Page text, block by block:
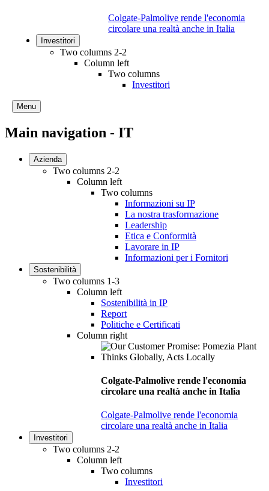
Colgate-Palmolive rende l'economia
circolare una realtà anche in Italia
Investitori
Two columns 2-2
Column left
Two columns
Investitori
Menu
Main navigation - IT
Azienda
Two columns 2-2
Column left
Two columns
Informazioni su IP
La nostra trasformazione
Leadership
Etica e Conformità
Lavorare in IP
Informazioni per i Fornitori
Sostenibilità
Two columns 1-3
Column left
Sostenibilità in IP
Report
Politiche e Certificati
Column right
Colgate-Palmolive rende l'economia
circolare una realtà anche in Italia
Colgate-Palmolive rende l'economia
circolare una realtà anche in Italia
Investitori
Two columns 2-2
Column left
Two columns
Investitori